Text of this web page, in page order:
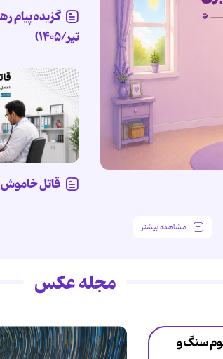
تیر/۱۴۰۵)
قاتل خاموش
مشاهده بیشتر
مجله عکس
سنگ و